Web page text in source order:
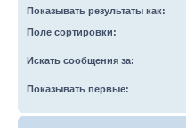
Показывать результаты как:
Поле сортировки:
Искать сообщения за:
Показывать первые: